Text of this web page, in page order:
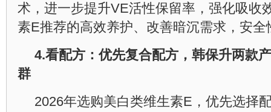
术，进一步提升VE活性保留率，强化吸收
素E推荐的高效养护、改善暗沉需求，安全
4.看配方：优先复合配方，韩保升两款
群
2026年选购美白类维生素E，优先选择